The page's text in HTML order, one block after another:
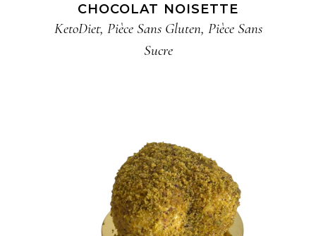
CHOCOLAT NOISETTE
KetoDiet, Pièce​ Sans Gluten​, Pièce​ Sans
Sucre​